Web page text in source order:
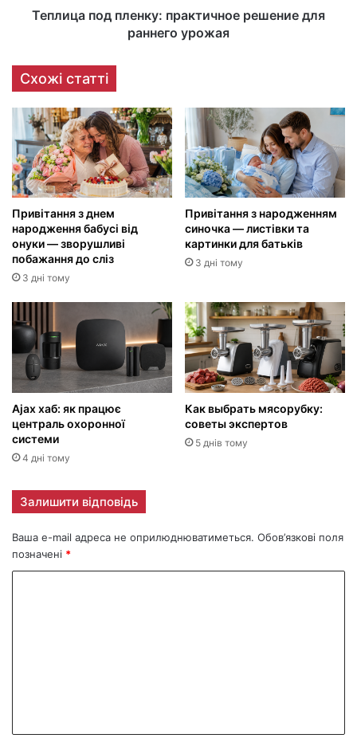
Теплица под пленку: практичное решение для
раннего урожая
Схожі статті
Привітання з днем
народження бабусі від
онуки — зворушливі
побажання до сліз
3 дні тому
Привітання з народженням
синочка — листівки та
картинки для батьків
3 дні тому
Ajax хаб: як працює
централь охоронної
системи
4 дні тому
Как выбрать мясорубку:
советы экспертов
5 днів тому
Залишити відповідь
Ваша e-mail адреса не оприлюднюватиметься. Обов’язкові поля
позначені *